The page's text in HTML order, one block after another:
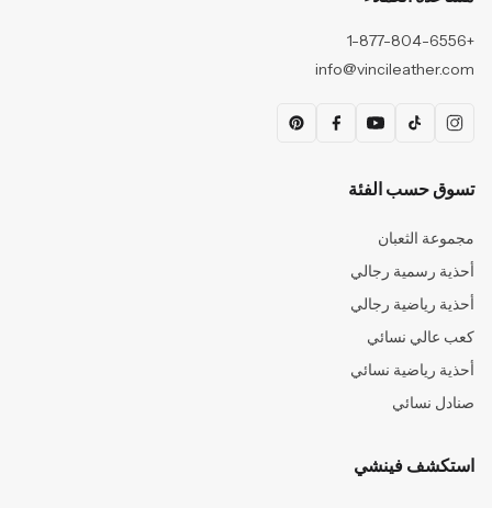
+1-877-804-6556
info@vincileather.com
تسوق حسب الفئة
مجموعة الثعبان
أحذية رسمية رجالي
أحذية رياضية رجالي
كعب عالي نسائي
أحذية رياضية نسائي
صنادل نسائي
استكشف فينشي